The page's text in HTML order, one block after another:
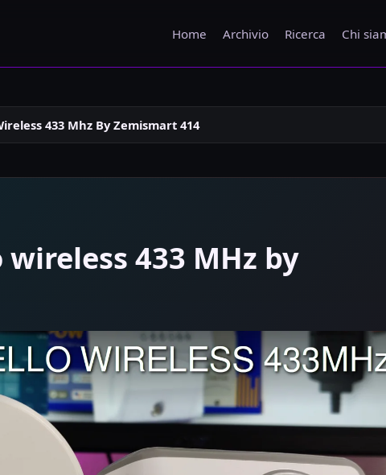
Home Archivio Ricerca Chi
433 Mhz By Zemismart 414
433 MHz by